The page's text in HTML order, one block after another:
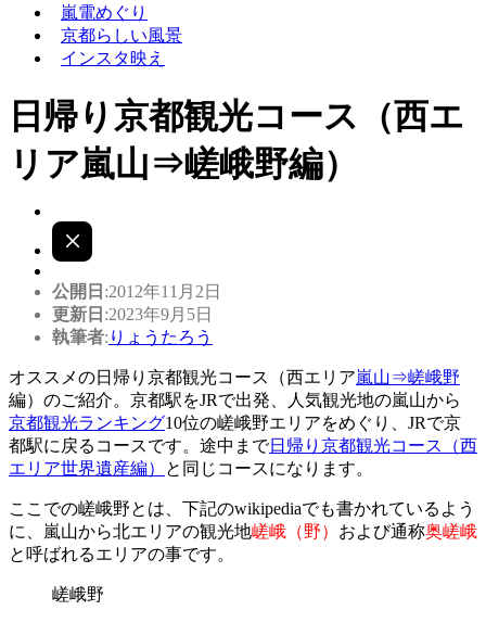
嵐電めぐり
京都らしい風景
インスタ映え
日帰り京都観光コース（西エ
リア嵐山⇒嵯峨野編）
公開日 :2012年11月2日
更新日 :2023年9月5日
執筆者: りょうたろう
オススメの日帰り京都観光コース（西エリア嵐山⇒嵯峨野
編）のご紹介。京都駅をJRで出発、人気観光地の嵐山から
京都観光ランキング10位の嵯峨野エリアをめぐり、JRで京
都駅に戻るコースです。途中まで日帰り京都観光コース（西
エリア世界遺産編）
と同じコースになります。
ここでの嵯峨野とは、下記のwikipediaでも書かれているよう
に、嵐山から北エリアの観光地嵯峨（野） および通称奥嵯峨
と呼ばれるエリアの事です。
嵯峨野